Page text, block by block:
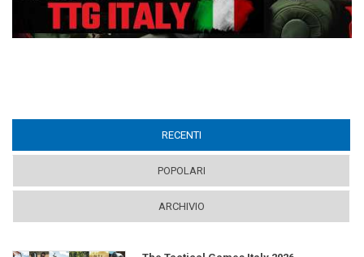
RECENTI
POPOLARI
ARCHIVIO